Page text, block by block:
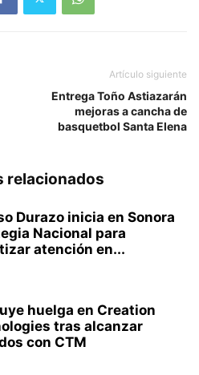
Artículo siguiente
Entrega Toño Astiazarán
mejoras a cancha de
basquetbol Santa Elena
relacionados
Durazo inicia en Sonora
Nacional para
atención en...
huelga en Creation
tras alcanzar
con CTM